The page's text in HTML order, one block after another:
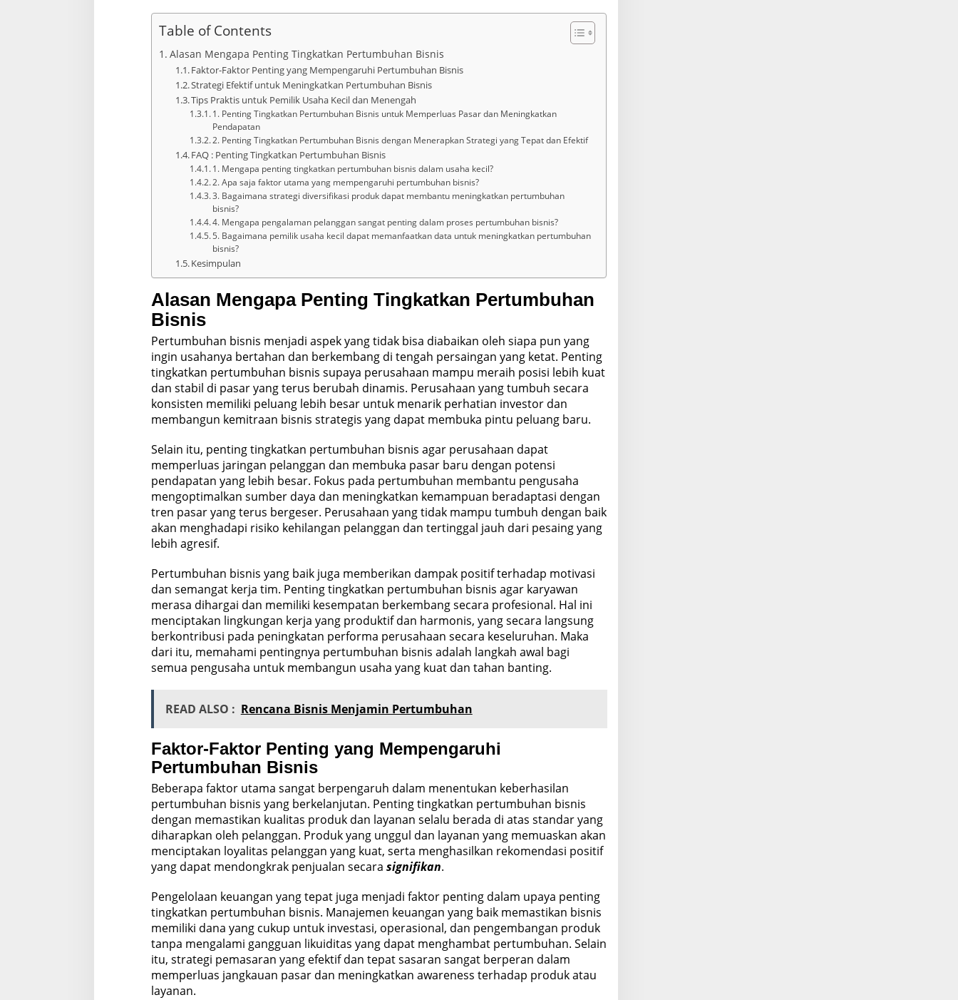
Table of Contents
Alasan Mengapa Penting Tingkatkan Pertumbuhan Bisnis
Faktor-Faktor Penting yang Mempengaruhi Pertumbuhan Bisnis
Strategi Efektif untuk Meningkatkan Pertumbuhan Bisnis
Tips Praktis untuk Pemilik Usaha Kecil dan Menengah
1. Penting Tingkatkan Pertumbuhan Bisnis untuk Memperluas Pasar dan Meningkatkan
Pendapatan
2. Penting Tingkatkan Pertumbuhan Bisnis dengan Menerapkan Strategi yang Tepat dan Efektif
FAQ : Penting Tingkatkan Pertumbuhan Bisnis
1. Mengapa penting tingkatkan pertumbuhan bisnis dalam usaha kecil?
2. Apa saja faktor utama yang mempengaruhi pertumbuhan bisnis?
3. Bagaimana strategi diversifikasi produk dapat membantu meningkatkan pertumbuhan
bisnis?
4. Mengapa pengalaman pelanggan sangat penting dalam proses pertumbuhan bisnis?
5. Bagaimana pemilik usaha kecil dapat memanfaatkan data untuk meningkatkan pertumbuhan
bisnis?
Kesimpulan
Alasan Mengapa Penting Tingkatkan Pertumbuhan
Bisnis
Pertumbuhan bisnis menjadi aspek yang tidak bisa diabaikan oleh siapa pun yang
ingin usahanya bertahan dan berkembang di tengah persaingan yang ketat. Penting
tingkatkan pertumbuhan bisnis supaya perusahaan mampu meraih posisi lebih kuat
dan stabil di pasar yang terus berubah dinamis. Perusahaan yang tumbuh secara
konsisten memiliki peluang lebih besar untuk menarik perhatian investor dan
membangun kemitraan bisnis strategis yang dapat membuka pintu peluang baru.
Selain itu, penting tingkatkan pertumbuhan bisnis agar perusahaan dapat
memperluas jaringan pelanggan dan membuka pasar baru dengan potensi
pendapatan yang lebih besar. Fokus pada pertumbuhan membantu pengusaha
mengoptimalkan sumber daya dan meningkatkan kemampuan beradaptasi dengan
tren pasar yang terus bergeser. Perusahaan yang tidak mampu tumbuh dengan baik
akan menghadapi risiko kehilangan pelanggan dan tertinggal jauh dari pesaing yang
lebih agresif.
Pertumbuhan bisnis yang baik juga memberikan dampak positif terhadap motivasi
dan semangat kerja tim. Penting tingkatkan pertumbuhan bisnis agar karyawan
merasa dihargai dan memiliki kesempatan berkembang secara profesional. Hal ini
menciptakan lingkungan kerja yang produktif dan harmonis, yang secara langsung
berkontribusi pada peningkatan performa perusahaan secara keseluruhan. Maka
dari itu, memahami pentingnya pertumbuhan bisnis adalah langkah awal bagi
semua pengusaha untuk membangun usaha yang kuat dan tahan banting.
READ ALSO : Rencana Bisnis Menjamin Pertumbuhan
Faktor-Faktor Penting yang Mempengaruhi
Pertumbuhan Bisnis
Beberapa faktor utama sangat berpengaruh dalam menentukan keberhasilan
pertumbuhan bisnis yang berkelanjutan. Penting tingkatkan pertumbuhan bisnis
dengan memastikan kualitas produk dan layanan selalu berada di atas standar yang
diharapkan oleh pelanggan. Produk yang unggul dan layanan yang memuaskan akan
menciptakan loyalitas pelanggan yang kuat, serta menghasilkan rekomendasi positif
yang dapat mendongkrak penjualan secara signifikan.
Pengelolaan keuangan yang tepat juga menjadi faktor penting dalam upaya penting
tingkatkan pertumbuhan bisnis. Manajemen keuangan yang baik memastikan bisnis
memiliki dana yang cukup untuk investasi, operasional, dan pengembangan produk
tanpa mengalami gangguan likuiditas yang dapat menghambat pertumbuhan. Selain
itu, strategi pemasaran yang efektif dan tepat sasaran sangat berperan dalam
memperluas jangkauan pasar dan meningkatkan awareness terhadap produk atau
layanan.